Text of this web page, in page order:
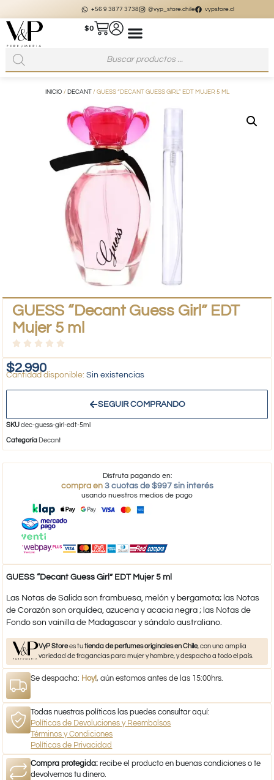
+56 9 3877 3738 @vyp_store.chile vypstore.cl
$0
INICIO / DECANT/ GUESS “DECANT GUESS GIRL” EDT MUJER 5 ML
GUESS “Decant Guess Girl” EDT
Mujer 5 ml
$2.990 Sin existencias
SEGUIR COMPRANDO
SKUdec-guess-girl-edt-5ml
Categoría Decant
Disfruta pagando en:
compra en 3 cuotas de $997 sin interés
usando nuestros medios de pago
GUESS “Decant Guess Girl” EDT Mujer 5 ml
Las Notas de Salida son frambuesa, melón y bergamota; las Notas
de Corazón son orquídea, azucena y acacia negra ; las Notas de
Fondo son vainilla de Madagascar y sándalo australiano.
VyP Storees tutienda de perfumes originales en Chile, con una amplia
variedad de fragancias para mujer y hombre, y despacho a todo el país.
Se despacha: Hoy!, aún estamos antes de las 15:00hrs.
Todas nuestras políticas las puedes consultar aquí:
Políticas de Devoluciones y Reembolsos
Términos y Condiciones
Políticas de Privacidad
Compra protegida: recibe el producto en buenas condiciones o te
devolvemos tu dinero.